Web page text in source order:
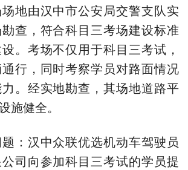
地由汉中市公安局交警支队实
查，符合科目三考场建设标准
。考场不仅用于科目三考试，
行，同时考察学员对路面情况
。经实地勘查，其场地道路平
施健全。
题：汉中众联优选机动车驾驶员
司向参加科目三考试的学员提